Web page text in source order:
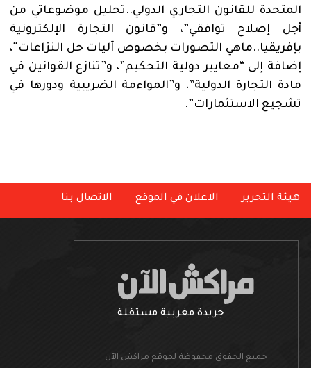
المتحدة للقانون التجاري الدولي..تحليل موضوعاتي من
أجل إصلاح توافقي”، و”قانون التجارة الإلكترونية
بإفريقيا..ماهي التصورات بخصوص آليات حل النزاعات”،
إضافة إلى “معايير دولية التحكيم”، و”تنازع القوانين في
مادة التجارة الدولية”، و”المواءمة الضريبية ودورها في
تشجيع الاستثمارات”.
هيئة التحرير الاعلان في الموقع الاتصال بنا
جريدة مغربية مستقلة
جميع الحقوق محفوظة لموقع مراكش الآن